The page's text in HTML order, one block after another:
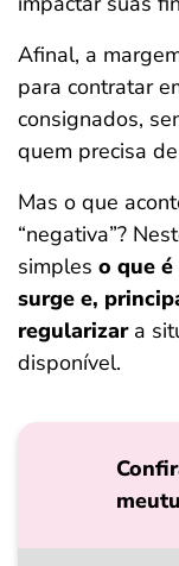
Afinal, a
para contratar
consignados,
quem precisa
Mas o que
“negativa”?
simples o que
surge e,
regularizar a
disponível.